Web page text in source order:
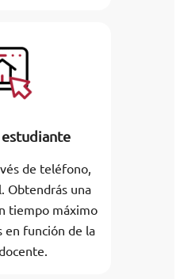
de teléfono,
Obtendrás una
tiempo máximo
en función de la